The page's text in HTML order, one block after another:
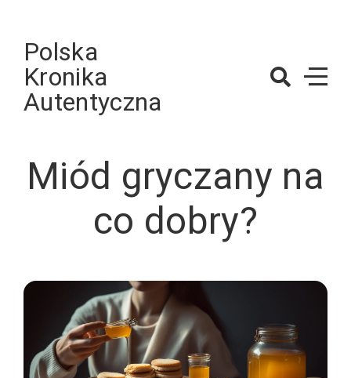
contentPolska
Kronika
Autentyczna
Miód gryczany na
co dobry?